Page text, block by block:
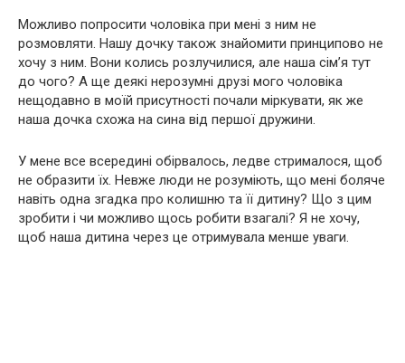
Можливо попросити чоловіка при мені з ним не
розмовляти. Нашу дочку також знайомити принципово не
хочу з ним. Вони колись розлучилися, але наша сім’я тут
до чого? А ще деякі нерозумні друзі мого чоловіка
нещодавно в моїй присутності почали міркувати, як же
наша дочка схожа на сина від першої дружини.
У мене все всередині обірвалось, ледве стрималося, щоб
не образити їх. Невже люди не розуміють, що мені боляче
навіть одна згадка про колишню та її дитину? Що з цим
зробити і чи можливо щось робити взагалі? Я не хочу,
щоб наша дитина через це отримувала менше уваги.